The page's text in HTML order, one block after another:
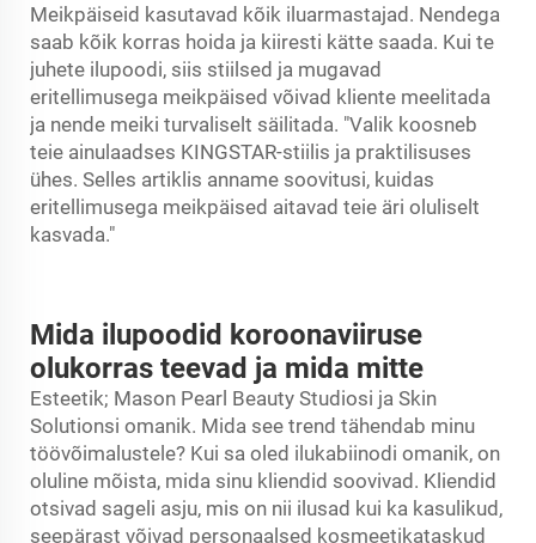
Meikpäiseid kasutavad kõik iluarmastajad. Nendega
saab kõik korras hoida ja kiiresti kätte saada. Kui te
juhete ilupoodi, siis stiilsed ja mugavad
eritellimusega meikpäised võivad kliente meelitada
ja nende meiki turvaliselt säilitada. "Valik koosneb
teie ainulaadses KINGSTAR-stiilis ja praktilisuses
ühes. Selles artiklis anname soovitusi, kuidas
eritellimusega meikpäised aitavad teie äri oluliselt
kasvada."
Mida ilupoodid koroonaviiruse
olukorras teevad ja mida mitte
Esteetik; Mason Pearl Beauty Studiosi ja Skin
Solutionsi omanik. Mida see trend tähendab minu
töövõimalustele? Kui sa oled ilukabiinodi omanik, on
oluline mõista, mida sinu kliendid soovivad. Kliendid
otsivad sageli asju, mis on nii ilusad kui ka kasulikud,
seepärast võivad personaalsed kosmeetikataskud